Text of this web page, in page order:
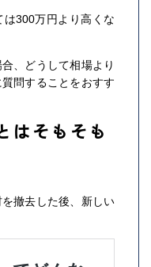
300万円より高くな
、どうして相場より
問することをおすす
はそもそも
撤去した後、新しい